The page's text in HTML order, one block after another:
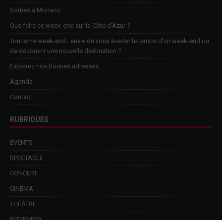
Sorties à Monaco
Que faire ce week-end sur la Côte d’Azur ?
Tourisme week-end : envie de vous évader le temps d’un week-end ou
de découvrir une nouvelle destination ?
Explorez nos bonnes adresses
Agenda
Contact
RUBRIQUES
EVENTS
SPECTACLE
CONCERT
CINÉMA
THÉÂTRE